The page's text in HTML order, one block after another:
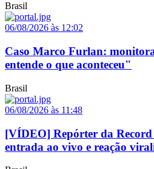
Brasil
06/08/2026 às 12:02
Caso Marco Furlan:
entende o que aconteceu"
Brasil
06/08/2026 às 11:48
[VÍDEO] Repórter da
entrada ao vivo e reação